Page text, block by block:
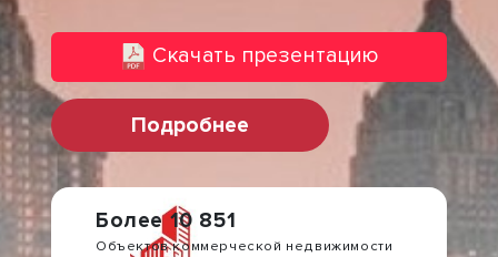
Скачать презентацию
Подробнее
Более 10 851
Объектов коммерческой недвижимости